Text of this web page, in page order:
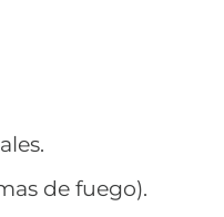
de fuego).